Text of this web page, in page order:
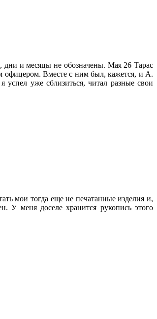
дни и месяцы не обозначены. Мая 26 Тарас
Вместе с ним был, кажется, и А.
уже сблизиться, читал разные свои
мои тогда еще не печатанные изделия и,
У меня доселе хранится рукопись этого